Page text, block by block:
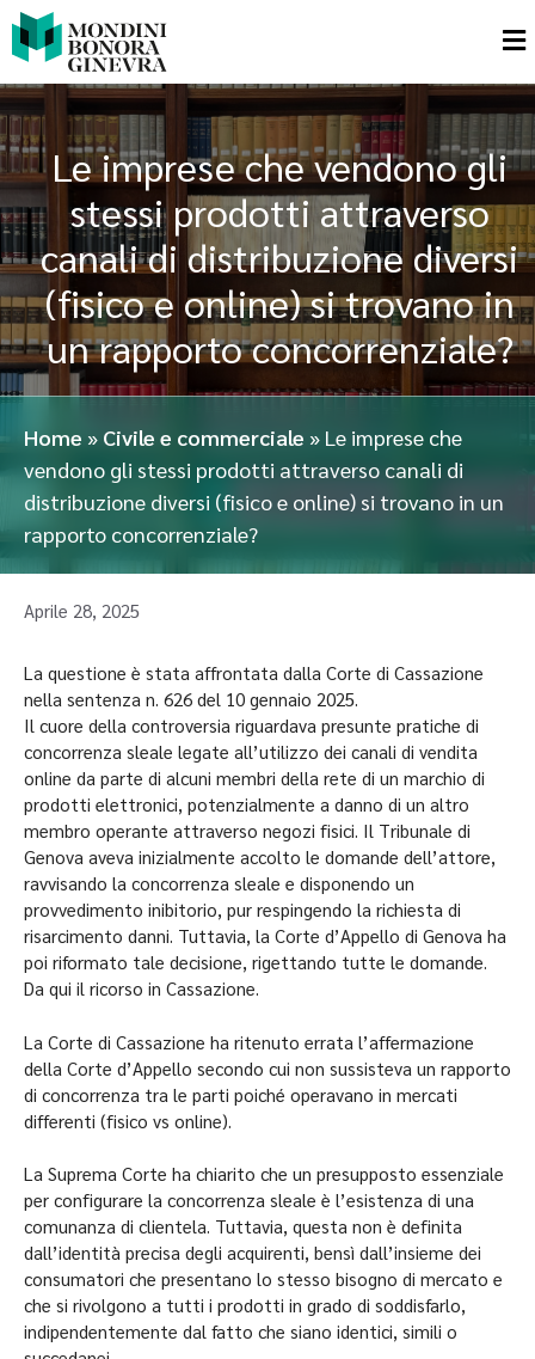
Le imprese che vendono gli
stessi prodotti attraverso
canali di distribuzione diversi
(fisico e online) si trovano in
un rapporto concorrenziale?
Home » Civile e commerciale » Le imprese che
vendono gli stessi prodotti attraverso canali di
distribuzione diversi (fisico e online) si trovano in un
rapporto concorrenziale?
Aprile 28, 2025
La questione è stata affrontata dalla Corte di Cassazione
nella sentenza n. 626 del 10 gennaio 2025.
Il cuore della controversia riguardava presunte pratiche di
concorrenza sleale legate all’utilizzo dei canali di vendita
online da parte di alcuni membri della rete di un marchio di
prodotti elettronici, potenzialmente a danno di un altro
membro operante attraverso negozi fisici. Il Tribunale di
Genova aveva inizialmente accolto le domande dell’attore,
ravvisando la concorrenza sleale e disponendo un
provvedimento inibitorio, pur respingendo la richiesta di
risarcimento danni. Tuttavia, la Corte d’Appello di Genova ha
poi riformato tale decisione, rigettando tutte le domande.
Da qui il ricorso in Cassazione.
La Corte di Cassazione ha ritenuto errata l’affermazione
della Corte d’Appello secondo cui non sussisteva un rapporto
di concorrenza tra le parti poiché operavano in mercati
differenti (fisico vs online).
La Suprema Corte ha chiarito che un presupposto essenziale
per configurare la concorrenza sleale è l’esistenza di una
comunanza di clientela. Tuttavia, questa non è definita
dall’identità precisa degli acquirenti, bensì dall’insieme dei
consumatori che presentano lo stesso bisogno di mercato e
che si rivolgono a tutti i prodotti in grado di soddisfarlo,
indipendentemente dal fatto che siano identici, simili o